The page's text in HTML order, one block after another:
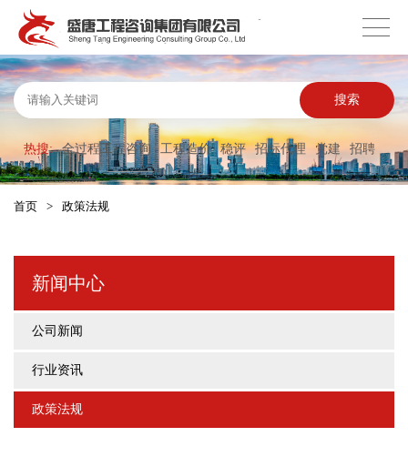
搜索
热搜: 全过程工程咨询 工程造价 稳评 招标代理 党建 招聘
首页 > 政策法规
新闻中心
公司新闻
行业资讯
政策法规